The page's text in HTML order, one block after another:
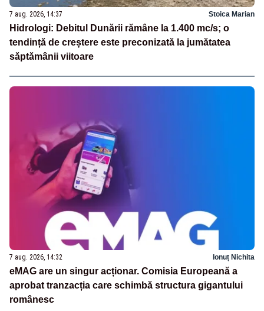
7 aug. 2026, 14:37 Stoica Marian
Hidrologi: Debitul Dunării rămâne la 1.400 mc/s; o
tendință de creștere este preconizată la jumătatea
săptămânii viitoare
7 aug. 2026, 14:32 Ionuț Nichita
eMAG are un singur acționar. Comisia Europeană a
aprobat tranzacția care schimbă structura gigantului
românesc